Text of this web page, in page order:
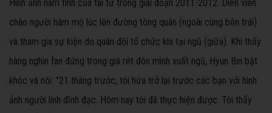
Hình ảnh nam tính của tài tử trong giai đoạn 2011-2012. Diễn viên
chào người hâm mộ lúc lên đường tòng quân (ngoài cùng bên trái)
và tham gia sự kiện do quân đội tổ chức khi tại ngũ (giữa). Khi thấy
hàng nghìn fan đứng trong giá rét đón mình xuất ngũ, Hyun Bin bật
khóc và nói: "21 tháng trước, tôi hứa trở lại trước các bạn với hình
ảnh người lính đĩnh đạc. Hôm nay tôi đã thực hiện được. Tôi thấy